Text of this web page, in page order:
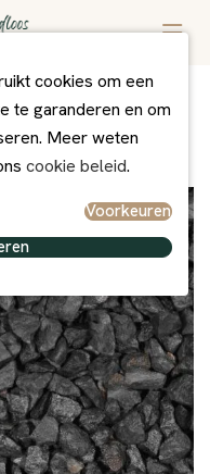
cookies om een
te garanderen en om
Meer weten
cookie beleid.
Voorkeuren